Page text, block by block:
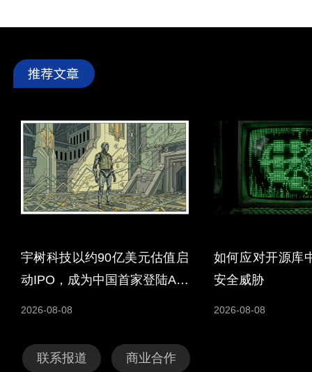
宇树科技以约90亿美元估值启
动IPO，成为中国首家登陆A股
2026-08-08
如何应对开源库
安全威胁
2026-08-08
联系报道 商业合作